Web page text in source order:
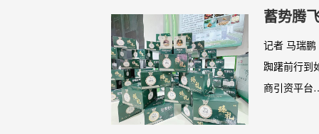
蓄势腾
记者 马瑞
踟躇前行到
商引资平